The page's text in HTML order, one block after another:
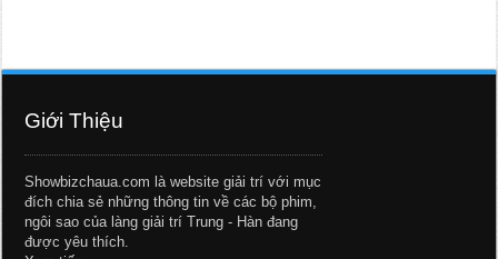
Giới Thiệu
Showbizchaua.com là website giải trí với mục
đích chia sẻ những thông tin về các bộ phim,
ngôi sao của làng giải trí Trung - Hàn đang
được yêu thích.